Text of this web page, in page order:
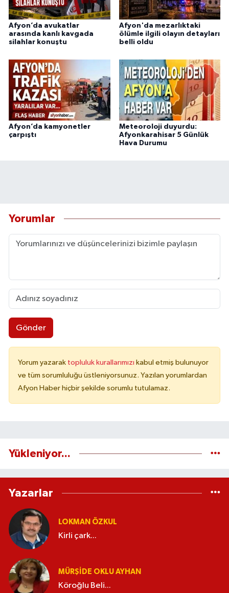
Afyon’da avukatlar
arasında kanlı kavgada
silahlar konuştu
Afyon'da mezarlıktaki
ölümle ilgili olayın detayları
belli oldu
Afyon’da kamyonetler
çarpıştı
Meteoroloji duyurdu:
Afyonkarahisar 5 Günlük
Hava Durumu
Yorumlar
Gönder
Yorum yazarak topluluk kurallarımızı kabul etmiş bulunuyor
ve tüm sorumluluğu üstleniyorsunuz. Yazılan yorumlardan
Afyon Haber hiçbir şekilde sorumlu tutulamaz.
Yükleniyor...
Yazarlar
LOKMAN ÖZKUL
Kirli çark...
MÜRŞIDE OKLU AYHAN
Köroğlu Beli...